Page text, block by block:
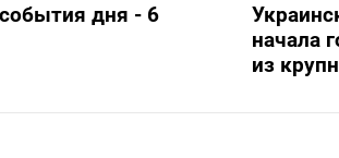
дня - 6
начала
из